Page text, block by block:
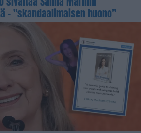
– ”skandaalimaisen huono”